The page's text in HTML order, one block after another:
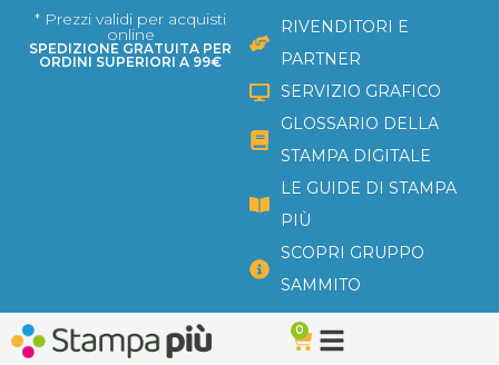
* Prezzi validi per acquisti
online
SPEDIZIONE GRATUITA PER
ORDINI SUPERIORI A 99€
RIVENDITORI E
PARTNER
SERVIZIO GRAFICO
GLOSSARIO DELLA
STAMPA DIGITALE
LE GUIDE DI STAMPA
PIÙ
SCOPRI GRUPPO
SAMMITO
0
Carrello